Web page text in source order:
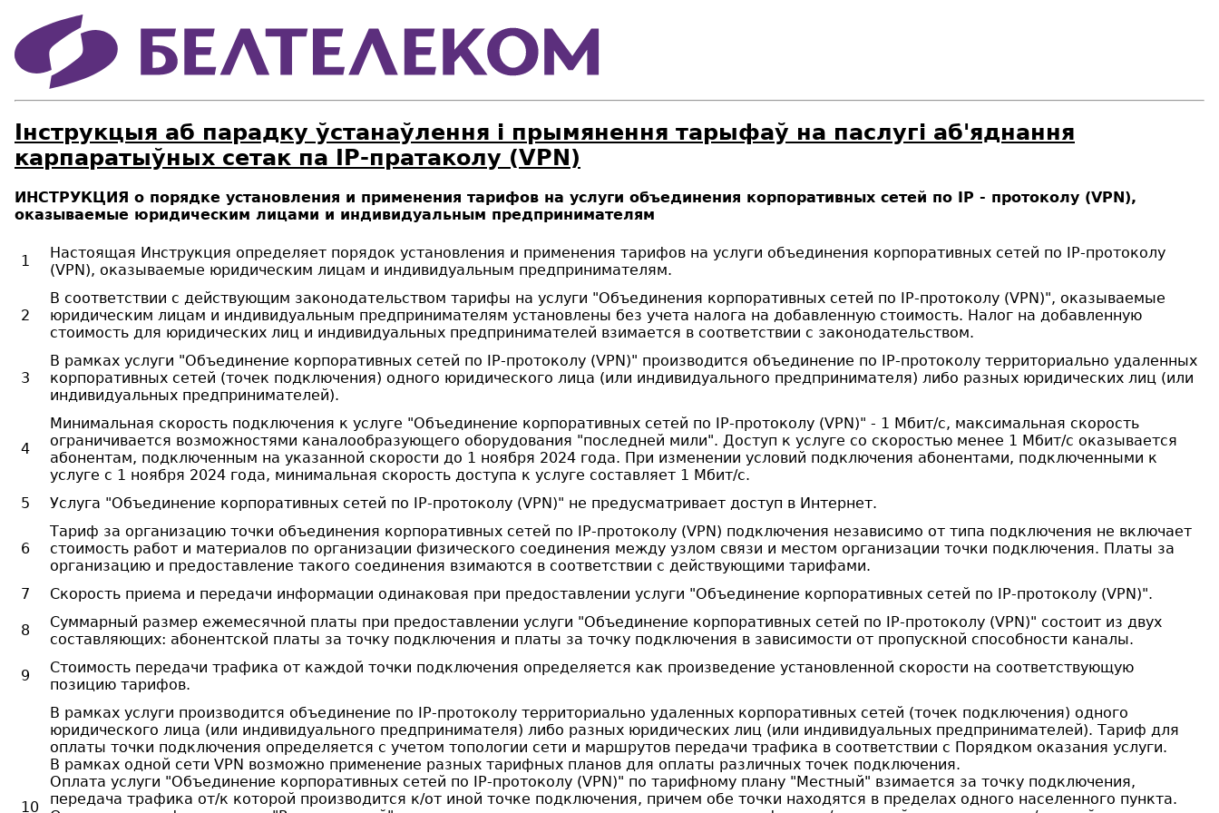
Інструкцыя аб парадку ўстанаўлення і прымянення тарыфаў на паслугі аб'яднання
карпаратыўных сетак па IP-пратаколу (VPN)
ИНСТРУКЦИЯ о порядке установления и применения тарифов на услуги объединения корпоративных сетей по IP - протоколу (VPN),
оказываемые юридическим лицами и индивидуальным предпринимателям
1
Настоящая Инструкция определяет порядок установления и применения тарифов на услуги объединения корпоративных сетей по IP-протоколу
(VPN), оказываемые юридическим лицам и индивидуальным предпринимателям.
2
В соответствии с действующим законодательством тарифы на услуги "Объединения корпоративных сетей по IP-протоколу (VPN)", оказываемые
юридическим лицам и индивидуальным предпринимателям установлены без учета налога на добавленную стоимость. Налог на добавленную
стоимость для юридических лиц и индивидуальных предпринимателей взимается в соответствии с законодательством.
3
В рамках услуги "Объединение корпоративных сетей по IP-протоколу (VPN)" производится объединение по IP-протоколу территориально удаленных
корпоративных сетей (точек подключения) одного юридического лица (или индивидуального предпринимателя) либо разных юридических лиц (или
индивидуальных предпринимателей).
4
Минимальная скорость подключения к услуге "Объединение корпоративных сетей по IP-протоколу (VPN)" - 1 Мбит/с, максимальная скорость
ограничивается возможностями каналообразующего оборудования "последней мили". Доступ к услуге со скоростью менее 1 Мбит/с оказывается
абонентам, подключенным на указанной скорости до 1 ноября 2024 года. При изменении условий подключения абонентами, подключенными к
услуге с 1 ноября 2024 года, минимальная скорость доступа к услуге составляет 1 Мбит/с.
5
Услуга "Объединение корпоративных сетей по IP-протоколу (VPN)" не предусматривает доступ в Интернет.
6
Тариф за организацию точки объединения корпоративных сетей по IP-протоколу (VPN) подключения независимо от типа подключения не включает
стоимость работ и материалов по организации физического соединения между узлом связи и местом организации точки подключения. Платы за
организацию и предоставление такого соединения взимаются в соответствии с действующими тарифами.
7
Скорость приема и передачи информации одинаковая при предоставлении услуги "Объединение корпоративных сетей по IP-протоколу (VPN)".
8
Суммарный размер ежемесячной платы при предоставлении услуги "Объединение корпоративных сетей по IP-протоколу (VPN)" состоит из двух
составляющих: абонентской платы за точку подключения и платы за точку подключения в зависимости от пропускной способности каналы.
9
Стоимость передачи трафика от каждой точки подключения определяется как произведение установленной скорости на соответствующую
позицию тарифов.
10
В рамках услуги производится объединение по IP-протоколу территориально удаленных корпоративных сетей (точек подключения) одного
юридического лица (или индивидуального предпринимателя) либо разных юридических лиц (или индивидуальных предпринимателей). Тариф для
оплаты точки подключения определяется с учетом топологии сети и маршрутов передачи трафика в соответствии с Порядком оказания услуги.
В рамках одной сети VPN возможно применение разных тарифных планов для оплаты различных точек подключения.
Оплата услуги "Объединение корпоративных сетей по IP-протоколу (VPN)" по тарифному плану "Местный" взимается за точку подключения,
передача трафика от/к которой производится к/от иной точке подключения, причем обе точки находятся в пределах одного населенного пункта.